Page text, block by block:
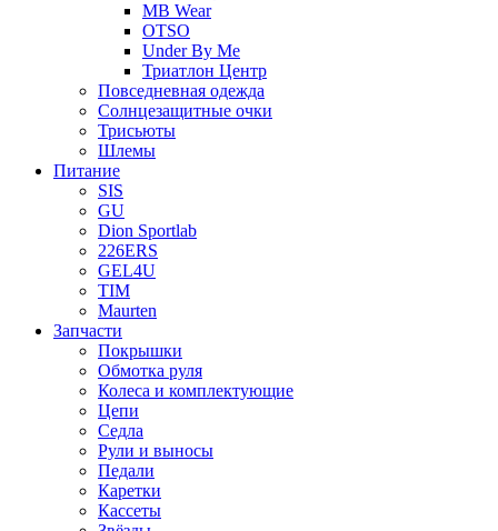
MB Wear
OTSO
Under By Me
Триатлон Центр
Повседневная одежда
Солнцезащитные очки
Трисьюты
Шлемы
Питание
SIS
GU
Dion Sportlab
226ERS
GEL4U
TIM
Maurten
Запчасти
Покрышки
Обмотка руля
Колеса и комплектующие
Цепи
Седла
Рули и выносы
Педали
Каретки
Кассеты